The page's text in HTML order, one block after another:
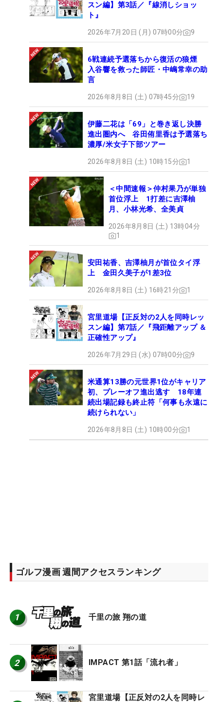
スン編】第3話／『線消しショッ
ト』
2026年7月20日 (月) 07時00分 9
6戦連続予選落ちから復活の狼煙
入谷響を救った師匠・中嶋常幸の助
言
2026年8月8日 (土) 07時45分 19
伊藤二花は「69」と巻き返し決勝
進出圏内へ 谷田侑里香は予選落ち
濃厚/米女子下部ツアー
2026年8月8日 (土) 10時15分 1
＜中間速報＞仲村果乃が単独
首位浮上 1打差に吉澤柚
月、小林光希、全美貞
2026年8月8日 (土) 13時04分
1
安田祐香、吉澤柚月が首位タイ浮
上 金田久美子が1差3位
2026年8月8日 (土) 16時21分 1
宮里道場【正反対の2人を同時レッ
スン編】第7話／『飛距離アップ ＆
正確性アップ』
2026年7月29日 (水) 07時00分 9
米通算13勝の元世界1位がキャリア
初、プレーオフ進出逃す 18年連
続出場記録も終止符「何事も永遠に
続けられない」
2026年8月8日 (土) 10時00分 1
ゴルフ漫画 週間アクセスランキング
1 千里の旅 翔の道
2 IMPACT 第1話「流れ者」
宮里道場【正反対の2人を同時レ